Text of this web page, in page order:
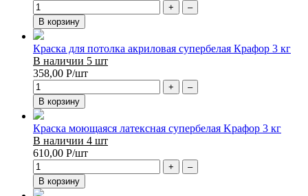
+
–
В корзину
Краска для потолка акриловая супербелая Крафор 3 кг
В наличии 5 шт
358,00 Р/шт
+
–
В корзину
Краска моющаяся латексная супербелая Kрафор 3 кг
В наличии 4 шт
610,00 Р/шт
+
–
В корзину